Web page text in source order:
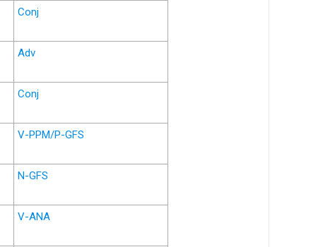
Conj
Adv
Conj
V-PPM/P-GFS
N-GFS
V-ANA